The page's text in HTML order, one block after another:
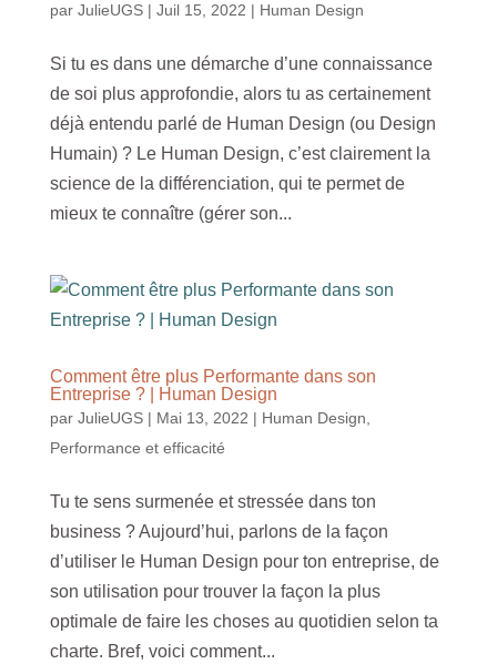
par JulieUGS| Juil 15, 2022 | Human Design
Si tu es dans une démarche d’une connaissance
de soi plus approfondie, alors tu as certainement
déjà entendu parlé de Human Design (ou Design
Humain) ? Le Human Design, c’est clairement la
science de la différenciation, qui te permet de
mieux te connaître (gérer son...
Comment être plus Performante dans son
Entreprise ? | Human Design
par JulieUGS| Mai 13, 2022 | Human Design
Performance et efficacité
Tu te sens surmenée et stressée dans ton
business ? Aujourd’hui, parlons de la façon
d’utiliser le Human Design pour ton entreprise, de
son utilisation pour trouver la façon la plus
optimale de faire les choses au quotidien selon ta
charte. Bref, voici comment...